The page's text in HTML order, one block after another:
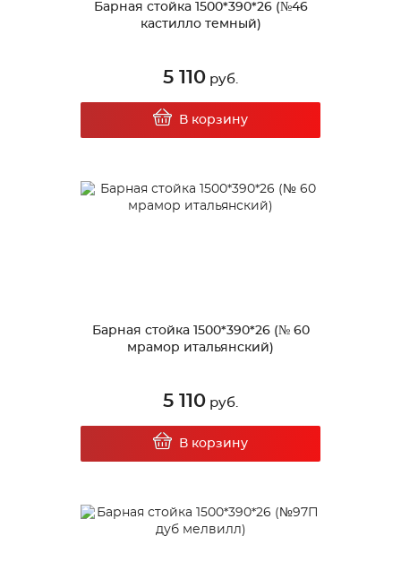
Барная стойка 1500*390*26 (№46
кастилло темный)
5 110 руб.
В корзину
Барная стойка 1500*390*26 (№ 60
мрамор итальянский)
5 110 руб.
В корзину